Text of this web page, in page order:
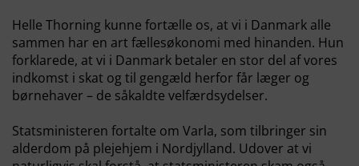
Helle Thorning kunne fortælle os, at vi i Danmark alle
sammen har en art fællesøkonomi med hinanden. Hun
forklarede, at vi i Danmark betaler en stor del af vores
indkomst i skat og til gengæld herfor får læger og
børnehaver – de såkaldte velfærdsydelser.
Statsministeren fortalte om Varla, som tilbringer sin
alderdom på plejehjem i Nordjylland. Udover at vi